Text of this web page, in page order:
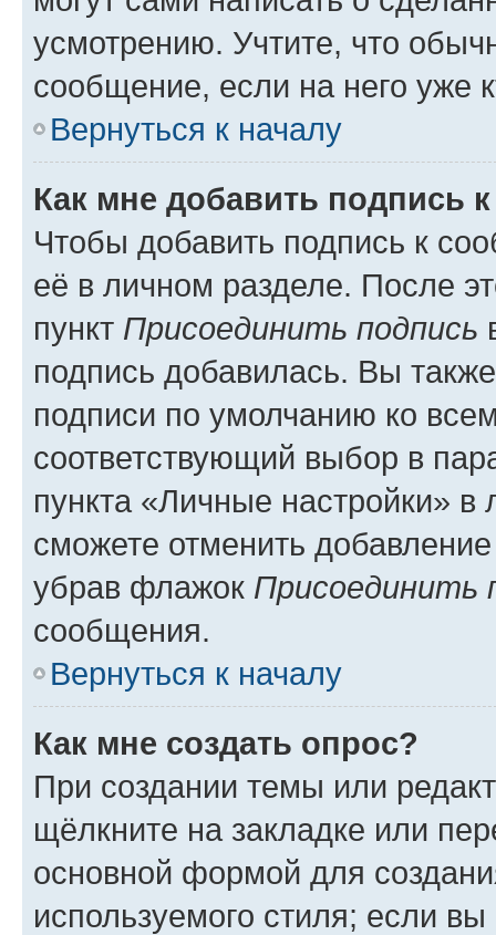
усмотрению. Учтите, что
сообщение, если на него уже
Вернуться к началу
Как мне добавить подпись
Чтобы добавить подпись к
её в личном разделе. После
пункт Присоединить подпись
подпись добавилась. Вы
подписи по умолчанию ко
соответствующий выбор в
пункта «Личные настройки»
сможете отменить
убрав флажок Присоединить
сообщения.
Вернуться к началу
Как мне создать опрос?
При создании темы или
щёлкните на закладке или
основной формой для
используемого стиля; если